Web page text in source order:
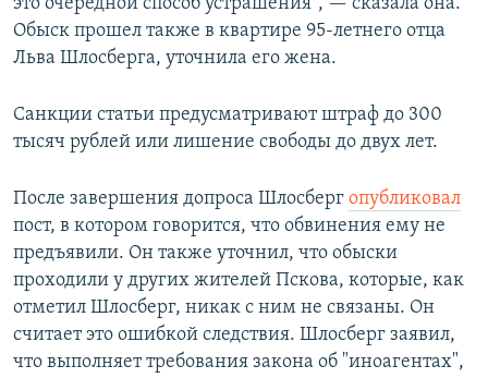
это очередной способ устрашения", — сказала она.
Обыск прошел также в квартире 95-летнего отца
Льва Шлосберга, уточнила его жена.
Санкции статьи предусматривают штраф до 300
тысяч рублей или лишение свободы до двух лет.
После завершения допроса Шлосберг опубликовал
пост, в котором говорится, что обвинения ему не
предъявили. Он также уточнил, что обыски
проходили у других жителей Пскова, которые, как
отметил Шлосберг, никак с ним не связаны. Он
считает это ошибкой следствия. Шлосберг заявил,
что выполняет требования закона об "иноагентах",